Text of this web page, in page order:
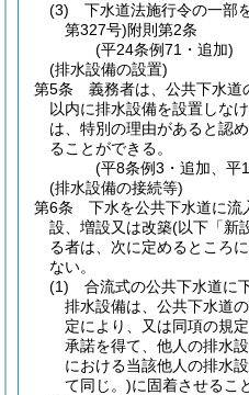
(3)
下水道法施行令の一部
第327号)附則第2条
(平24条例71・追加)
(排水設備の設置)
第5条
義務者は、公共下水道
以内に排水設備を設置しな
は、特別の理由があると認
ることができる。
(平8条例3・追加、平
(排水設備の接続等)
第6条
下水を公共下水道に流
設、増設又は改築(以下「新
る者は、次に定めるところ
ない。
(1)
合流式の公共下水道に
排水設備は、公共下水道
定により、又は同項の規
承諾を得て、他人の排水
における当該他人の排水
て同じ。)に固着させるこ